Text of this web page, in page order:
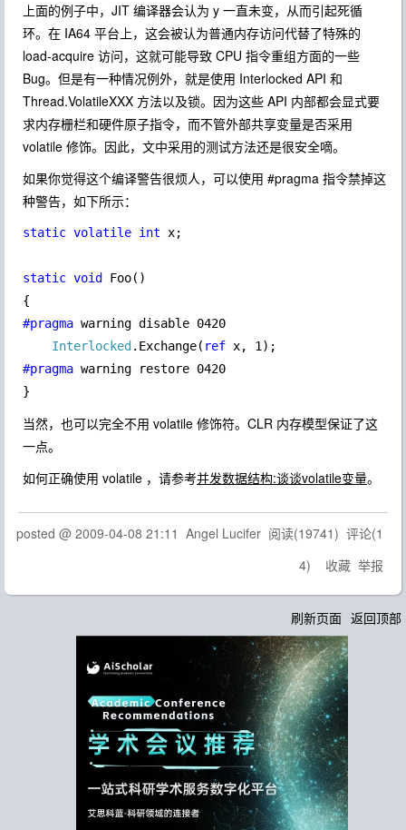
上面的例子中，JIT 编译器会认为 y 一直未变，从而引起死循
环。在 IA64 平台上，这会被认为普通内存访问代替了特殊的
load-acquire 访问，这就可能导致 CPU 指令重组方面的一些
Bug。但是有一种情况例外，就是使用 Interlocked API 和
Thread.VolatileXXX 方法以及锁。因为这些 API 内部都会显式要
求内存栅栏和硬件原子指令，而不管外部共享变量是否采用
volatile 修饰。因此，文中采用的测试方法还是很安全嘀。
如果你觉得这个编译警告很烦人，可以使用 #pragma 指令禁掉这
种警告，如下所示：
static volatile int x;
static void Foo()
#pragma warning disable 0420
Interlocked .Exchange( ref
#pragma warning restore 0420
}
当然，也可以完全不用 volatile 修饰符。CLR 内存模型保证了这
一点。
如何正确使用 volatile ，请参考并发数据结构:谈谈volatile变量。
posted @ 2009-04-08 21:11 Angel Lucifer 阅读(19741) 评论(1
4) 收藏 举报
刷新页面 返回顶部